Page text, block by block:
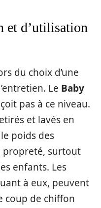
et d’utilisation
du choix d’une
Le Baby
pas à ce niveau.
et lavés en
poids des
propreté, surtout
enfants. Les
à eux, peuvent
coup de chiffon